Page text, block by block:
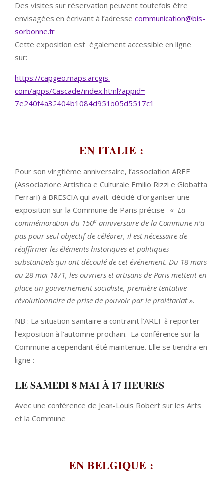
Des visites sur réservation peuvent toutefois être
envisagées en écrivant à l’adresse communication@bis-
sorbonne.fr
Cette exposition est également accessible en ligne
sur:
https://capgeo.maps.arcgis.
com/apps/Cascade/index.html?appid=
7e240f4a32404b1084d951b05d5517c1
EN ITALIE :
Pour son vingtième anniversaire, l’association AREF
(Associazione Artistica e Culturale Emilio Rizzi e Giobatta
Ferrari) à BRESCIA qui avait décidé d’organiser une
exposition sur la Commune de Paris précise : « La
commémoration du 150e anniversaire de la Commune n’a
pas pour seul objectif de célébrer, il est nécessaire de
réaffirmer les éléments historiques et politiques
substantiels qui ont découlé de cet événement. Du 18 mars
au 28 mai 1871, les ouvriers et artisans de Paris mettent en
place un gouvernement socialiste, première tentative
révolutionnaire de prise de pouvoir par le prolétariat ».
NB : La situation sanitaire a contraint l’AREF à reporter
l’exposition à l’automne prochain. La conférence sur la
Commune a cependant été maintenue. Elle se tiendra en
ligne :
LE SAMEDI 8 MAI À 17 HEURES
Avec une conférence de Jean-Louis Robert sur les Arts
et la Commune
EN BELGIQUE :